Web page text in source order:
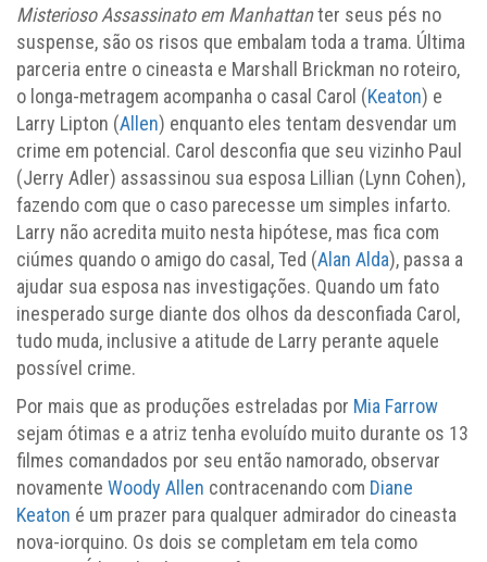
Misterioso Assassinato em Manhattanter seus pés no
suspense, são os risos que embalam toda a trama. Última
parceria entre o cineasta e Marshall Brickman no roteiro,
o longa-metragem acompanha o casal Carol (Keaton) e
Larry Lipton (Allen) enquanto eles tentam desvendar um
crime em potencial. Carol desconfia que seu vizinho Paul
(Jerry Adler) assassinou sua esposa Lillian (Lynn Cohen),
fazendo com que o caso parecesse um simples infarto.
Larry não acredita muito nesta hipótese, mas fica com
ciúmes quando o amigo do casal, Ted (Alan Alda), passa a
ajudar sua esposa nas investigações. Quando um fato
inesperado surge diante dos olhos da desconfiada Carol,
tudo muda, inclusive a atitude de Larry perante aquele
possível crime.
Por mais que as produções estreladas por Mia Farrow
sejam ótimas e a atriz tenha evoluído muito durante os 13
filmes comandados por seu então namorado, observar
novamente Woody Allen contracenando com Diane
Keaton é um prazer para qualquer admirador do cineasta
nova-iorquino. Os dois se completam em tela como